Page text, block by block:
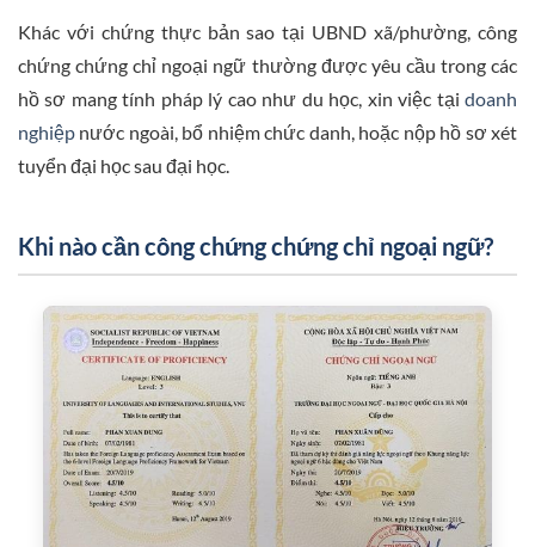
Khác với chứng thực bản sao tại UBND xã/phường, công
chứng chứng chỉ ngoại ngữ thường được yêu cầu trong các
hồ sơ mang tính pháp lý cao như du học, xin việc tại doanh
nghiệp nước ngoài, bổ nhiệm chức danh, hoặc nộp hồ sơ xét
tuyển đại học sau đại học.
Khi nào cần công chứng chứng chỉ ngoại ngữ?